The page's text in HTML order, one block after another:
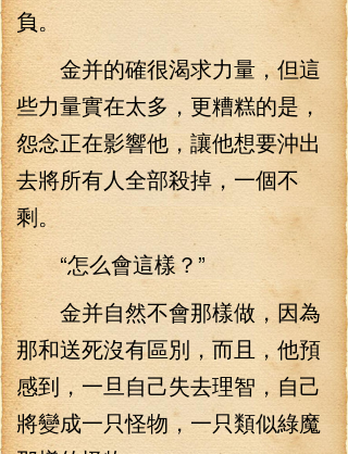
負。
金并的確很渴求力量，但這
些力量實在太多，更糟糕的是，
怨念正在影響他，讓他想要沖出
去將所有人全部殺掉，一個不
剩。
“怎么會這樣？”
金并自然不會那樣做，因為
那和送死沒有區別，而且，他預
感到，一旦自己失去理智，自己
將變成一只怪物，一只類似綠魔